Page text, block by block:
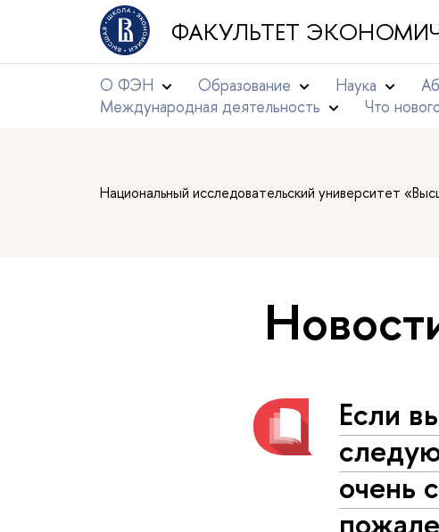
ФАКУЛЬТЕТ
О ФЭН Образование Наука
Международная деятельность
Что
Национальный исследовательский университет
Если
очень